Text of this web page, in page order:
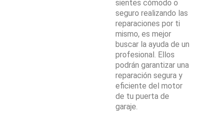
sientes cómodo o
seguro realizando las
reparaciones por ti
mismo, es mejor
buscar la ayuda de un
profesional. Ellos
podrán garantizar una
reparación segura y
eficiente del motor
de tu puerta de
garaje.